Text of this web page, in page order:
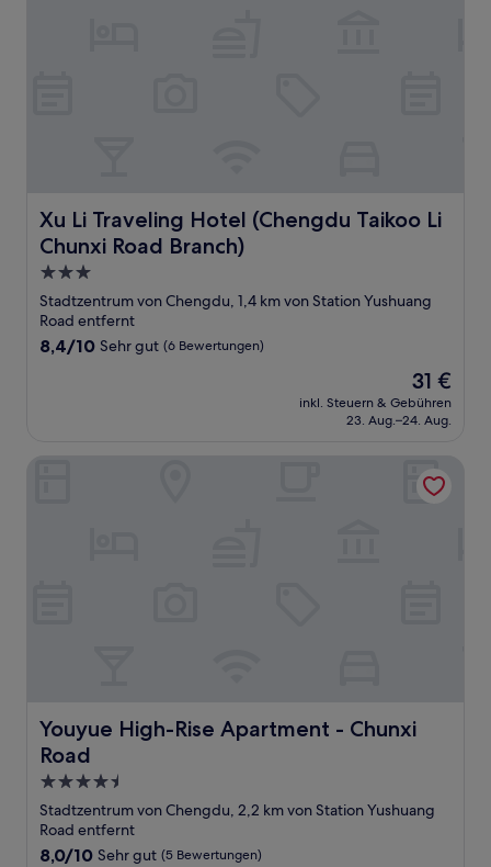
Xu Li Traveling Hotel (Chengdu Taikoo Li
Chunxi Road Branch)
Xu Li Traveling Hotel (Chengdu Taikoo Li Chunxi Road
3.0-
Sterne-
Unterkunft
Stadtzentrum von Chengdu, 1,4 km von Station Yushuang
Road entfernt
8.4
Bewertungen)
8,4/10 Sehr gut (6 Bewertungen)
Der
Preis
beträgt
31 €
inkl. Steuern & Gebühren
23. Aug.–24. Aug.
Youyue High-Rise Apartment - Chunxi
Road
Youyue High-Rise Apartment - Chunxi Road
4.5-
Sterne-
Unterkunft
Stadtzentrum von Chengdu, 2,2 km von Station Yushuang
Road entfernt
8.0
8,0/10 Sehr gut (5 Bewertungen)